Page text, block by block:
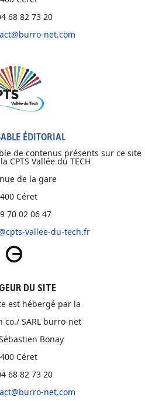
68 82 73 20
net.com
ÉDITORIAL
de contenus présents sur ce site
CPTS Vallée du TECH
de la gare
Céret
70 02 06 47
vallee-du-tech.fr
DU SITE
est hébergé par la
co./ SARL burro-net
Bonay
Céret
68 82 73 20
net.com